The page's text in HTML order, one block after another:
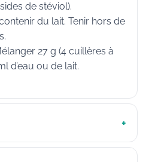
de stéviol).
du lait. Tenir hors de
27 g (4 cuillères à
d’eau ou de lait.